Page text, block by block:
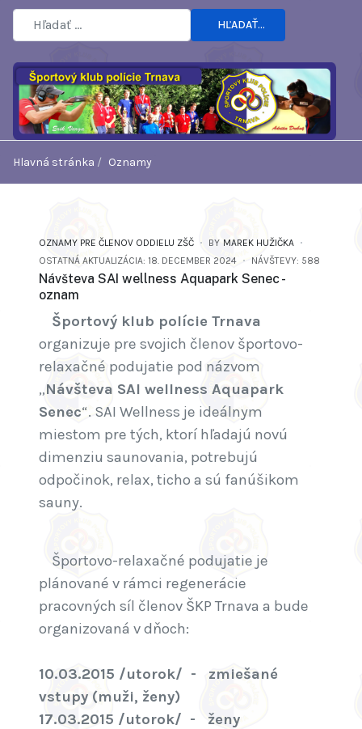
HĽADAŤ...
Hlavná stránka Oznamy
OZNAMY PRE ČLENOV ODDIELU ZŠČ BY MAREK HUŽIČKA
OSTATNÁ AKTUALIZÁCIA: 18. DECEMBER 2024
NÁVŠTEVY: 588
Návšteva SAI wellness Aquapark Senec -
oznam
Športový klub polície Trnava
organizuje pre svojich členov športovo-
relaxačné podujatie pod názvom
„Návšteva SAI wellness Aquapark
Senec“. SAI Wellness je ideálnym
miestom pre tých, ktorí hľadajú novú
dimenziu saunovania, potrebujú
odpočinok, relax, ticho a sú fanúšikom
sauny.
Športovo-relaxačné podujatie je
plánované v rámci regenerácie
pracovných síl členov ŠKP Trnava a bude
organizovaná v dňoch:
10.03.2015 /utorok/ - zmiešané
vstupy (muži, ženy)
17.03.2015 /utorok/ - ženy